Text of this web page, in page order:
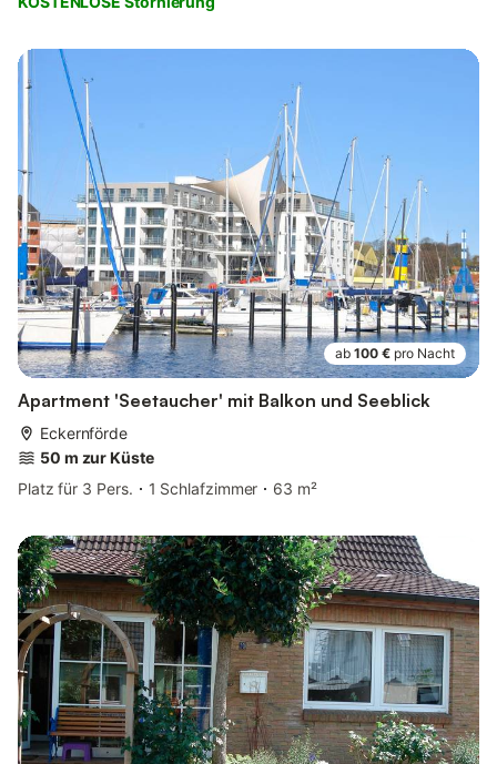
ab 100 € pro Nacht
Apartment 'Seetaucher' mit Balkon und Seeblick
Eckernförde
50 m zur Küste
Platz für 3 Pers.
1 Schlafzimmer 63 m²